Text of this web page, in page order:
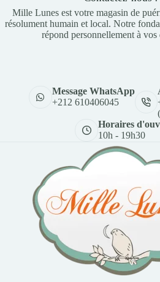
Mille Lunes est votre magasin de
résolument humain et local. Notre
répond personnellement à vos
Message WhatsApp
+212 610406045
Horaires
10h - 19h30